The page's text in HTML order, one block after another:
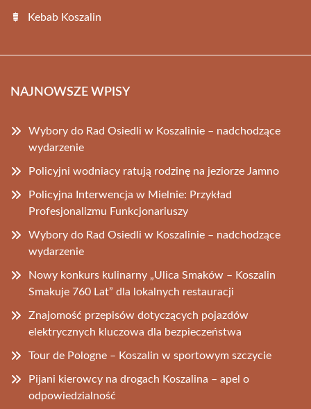
Kebab Koszalin
NAJNOWSZE WPISY
Wybory do Rad Osiedli w Koszalinie – nadchodzące
wydarzenie
Policyjni wodniacy ratują rodzinę na jeziorze Jamno
Policyjna Interwencja w Mielnie: Przykład
Profesjonalizmu Funkcjonariuszy
Wybory do Rad Osiedli w Koszalinie – nadchodzące
wydarzenie
Nowy konkurs kulinarny „Ulica Smaków – Koszalin
Smakuje 760 Lat” dla lokalnych restauracji
Znajomość przepisów dotyczących pojazdów
elektrycznych kluczowa dla bezpieczeństwa
Tour de Pologne – Koszalin w sportowym szczycie
Pijani kierowcy na drogach Koszalina – apel o
odpowiedzialność